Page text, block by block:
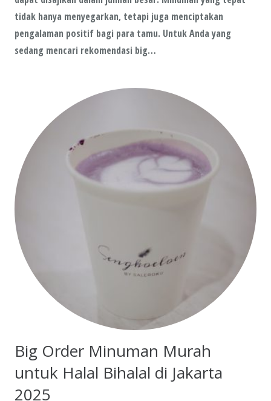
tidak hanya menyegarkan, tetapi juga menciptakan
pengalaman positif bagi para tamu. Untuk Anda yang
sedang mencari rekomendasi big…
Big Order Minuman Murah
untuk Halal Bihalal di Jakarta
2025